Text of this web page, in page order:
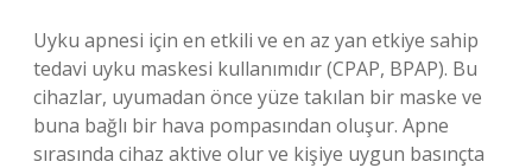
Uyku apnesi için en etkili ve en az yan etkiye sahip
tedavi uyku maskesi kullanımıdır (CPAP, BPAP). Bu
cihazlar, uyumadan önce yüze takılan bir maske ve
buna bağlı bir hava pompasından oluşur. Apne
sırasında cihaz aktive olur ve kişiye uygun basınçta